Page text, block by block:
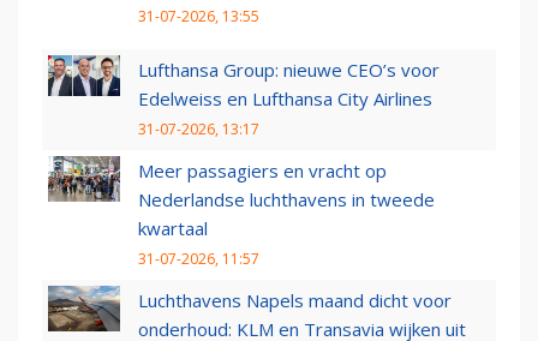
31-07-2026, 13:55
Lufthansa Group: nieuwe CEO’s voor
Edelweiss en Lufthansa City Airlines
31-07-2026, 13:17
Meer passagiers en vracht op
Nederlandse luchthavens in tweede
kwartaal
31-07-2026, 11:57
Luchthavens Napels maand dicht voor
onderhoud: KLM en Transavia wijken uit